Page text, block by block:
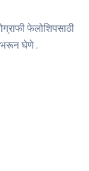
फेलोशिपसाठी
भरून घेणे .